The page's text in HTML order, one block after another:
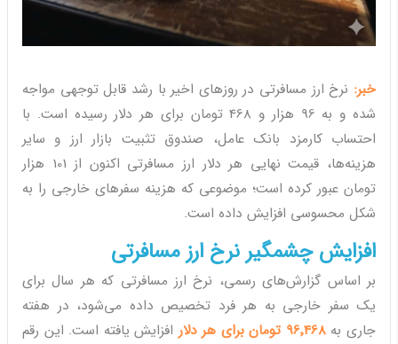
خبر: نرخ ارز مسافرتی در روزهای اخیر با رشد قابل توجهی مواجه
شده و به 96 هزار و 468 تومان برای هر دلار رسیده است. با
احتساب کارمزد بانک عامل، صندوق تثبیت بازار ارز و سایر
هزینه‌ها، قیمت نهایی هر دلار ارز مسافرتی اکنون از 101 هزار
تومان عبور کرده است؛ موضوعی که هزینه سفرهای خارجی را به
شکل محسوسی افزایش داده است.
افزایش چشمگیر نرخ ارز مسافرتی
بر اساس گزارش‌های رسمی، نرخ ارز مسافرتی که هر سال برای
یک سفر خارجی به هر فرد تخصیص داده می‌شود، در هفته
جاری به96٬468 تومان برای هر دلار
افزایش یافته است. این رقم